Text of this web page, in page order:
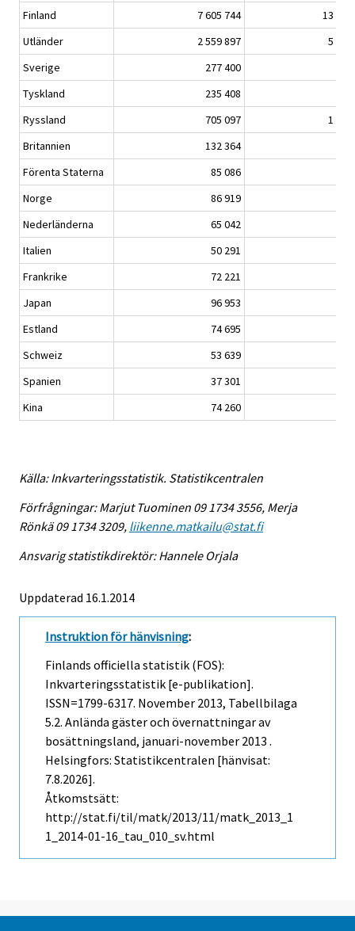
Finland
7 605 744
13
Utländer
2 559 897
5
Sverige
277 400
Tyskland
235 408
Ryssland
705 097
1
Britannien
132 364
Förenta Staterna
85 086
Norge
86 919
Nederländerna
65 042
Italien
50 291
Frankrike
72 221
Japan
96 953
Estland
74 695
Schweiz
53 639
Spanien
37 301
Kina
74 260
Källa: Inkvarteringsstatistik. Statistikcentralen
Förfrågningar: Marjut Tuominen 09 1734 3556, Merja
Rönkä 09 1734 3209, liikenne.matkailu@stat.fi
Ansvarig statistikdirektör: Hannele Orjala
Uppdaterad 16.1.2014
Instruktion för hänvisning:
Finlands officiella statistik (FOS):
Inkvarteringsstatistik [e-publikation].
ISSN=1799-6317. November 2013, Tabellbilaga
5.2. Anlända gäster och övernattningar av
bosättningsland, januari-november 2013 .
Helsingfors: Statistikcentralen [hänvisat:
7.8.2026].
Åtkomstsätt:
http://stat.fi/til/matk/2013/11/matk_2013_1
1_2014-01-16_tau_010_sv.html